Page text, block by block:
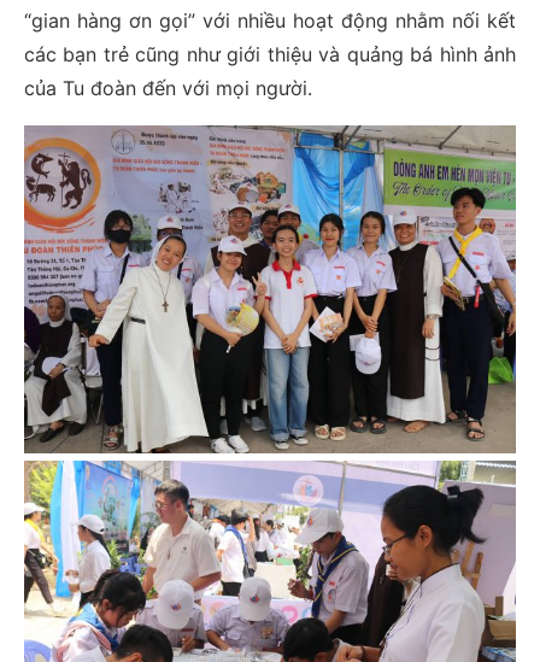
“gian hàng ơn gọi” với nhiều hoạt động nhằm nối kết
các bạn trẻ cũng như giới thiệu và quảng bá hình ảnh
của Tu đoàn đến với mọi người.